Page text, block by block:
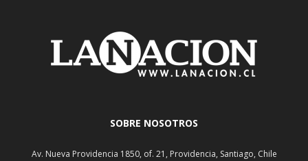
SOBRE NOSOTROS
Av. Nueva Providencia 1850, of. 21, Providencia, Santiago, Chile